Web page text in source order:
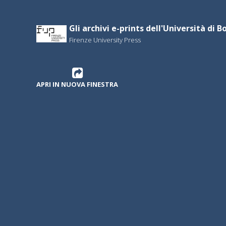
Gli archivi e-prints dell'Università di
Firenze University Press
APRI IN NUOVA FINESTRA